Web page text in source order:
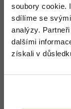
soubory cookie.
sdílíme se
analýzy.
dalšími
získali v
Oblíbené IDE,
Eclipse, Brackets,
i7 Haswell, 8GB